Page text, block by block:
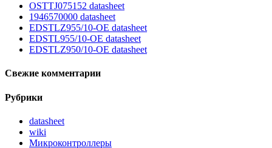
OSTTJ075152 datasheet
1946570000 datasheet
EDSTLZ955/10-OE datasheet
EDSTL955/10-OE datasheet
EDSTLZ950/10-OE datasheet
Свежие комментарии
Рубрики
datasheet
wiki
Микроконтроллеры